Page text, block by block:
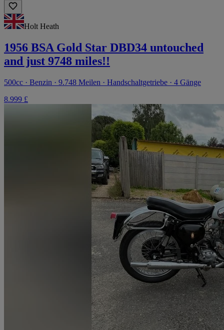
Holt Heath
1956 BSA Gold Star DBD34 untouched
and just 9748 miles!!
500cc · Benzin · 9.748 Meilen · Handschaltgetriebe · 4 Gänge
8.999 £